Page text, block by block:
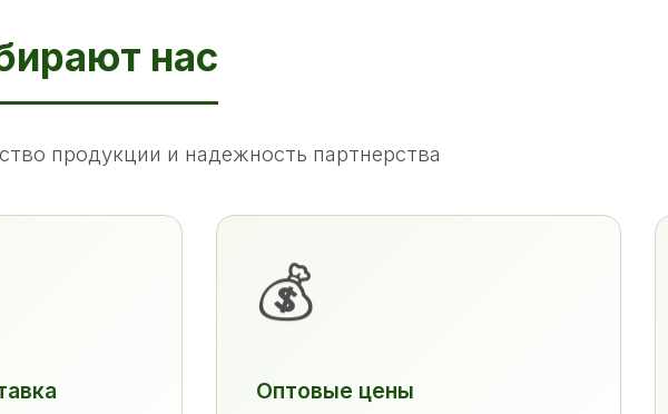
нас
продукции и надежность партнерства
💰
Оптовые цены